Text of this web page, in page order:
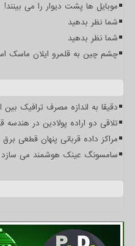
موبایل ها پشت دیوار را می بینند!
شما نظر بدهید
شما نظر بدهید
چشم چین به قلمرو ایلان ماسک
دقیقا به اندازه مصرف ترافیک
تلاقی دو اراده پولادین در هندسه
مراکز داده قربانی پنهان قطعی
سامسونگ عینک هوشمند می سازد